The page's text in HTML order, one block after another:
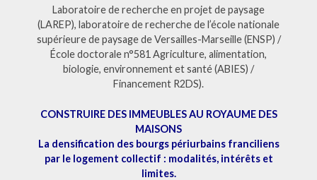
Laboratoire de recherche en projet de paysage
(LAREP), laboratoire de recherche de l’école nationale
supérieure de paysage de Versailles-Marseille (ENSP) /
École doctorale n°581 Agriculture, alimentation,
biologie, environnement et santé (ABIES) /
Financement R2DS).
CONSTRUIRE DES IMMEUBLES AU ROYAUME DES
MAISONS
La densification des bourgs périurbains franciliens
par le logement collectif : modalités, intérêts et
limites.